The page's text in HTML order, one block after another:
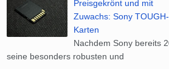
Preisgekrönt und mit
Zuwachs: Sony
Karten
Nachdem Sony bereits
seine besonders robusten und